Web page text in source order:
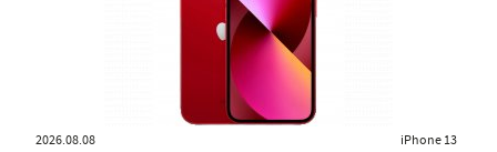
2026.08.08 iPhone 13